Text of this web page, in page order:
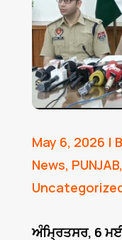
May 6, 2026 |
News, PUNJAB,
ਅੰਮ੍ਰਿਤਸਰ, 6